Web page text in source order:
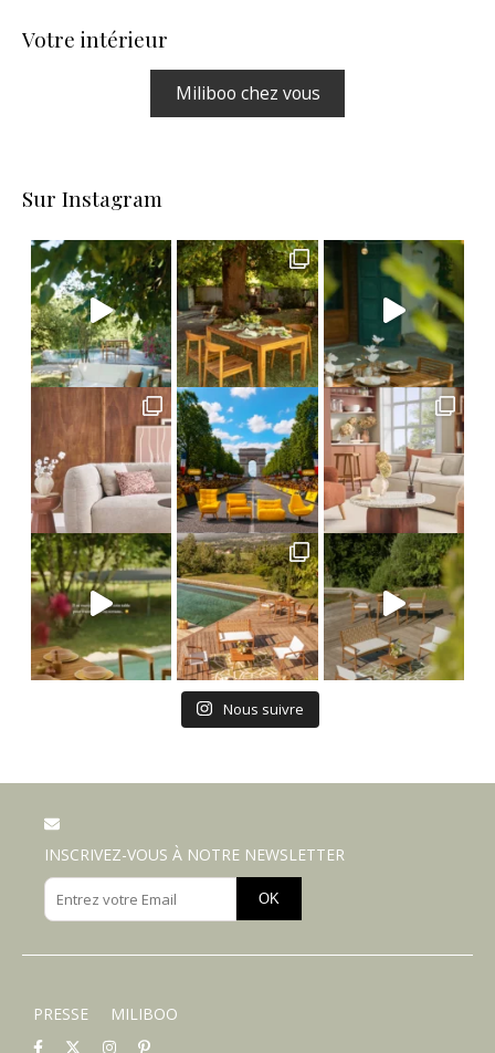
Votre intérieur
Miliboo chez vous
Sur Instagram
Nous suivre
INSCRIVEZ-VOUS À NOTRE NEWSLETTER
OK
PRESSE MILIBOO